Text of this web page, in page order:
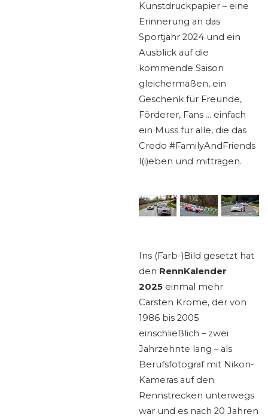
Kunstdruckpapier – eine
Erinnerung an das
Sportjahr 2024 und ein
Ausblick auf die
kommende Saison
gleichermaßen, ein
Geschenk für Freunde,
Förderer, Fans … einfach
ein Muss für alle, die das
Credo #FamilyAndFriends
l(i)eben und mittragen.
Ins (Farb-)Bild gesetzt hat
den RennKalender
2025 einmal mehr
Carsten Krome, der von
1986 bis 2005
einschließlich – zwei
Jahrzehnte lang – als
Berufsfotograf mit Nikon-
Kameras auf den
Rennstrecken unterwegs
war und es nach 20 Jahren